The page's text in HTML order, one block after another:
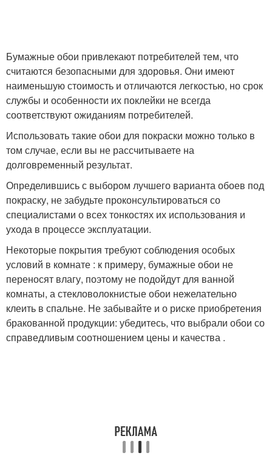
Бумажные обои привлекают потребителей тем, что
считаются безопасными для здоровья. Они имеют
наименьшую стоимость и отличаются легкостью, но срок
службы и особенности их поклейки не всегда
соответствуют ожиданиям потребителей.
Использовать такие обои для покраски можно только в
том случае, если вы не рассчитываете на
долговременный результат.
Определившись с выбором лучшего варианта обоев под
покраску, не забудьте проконсультироваться со
специалистами о всех тонкостях их использования и
ухода в процессе эксплуатации.
Некоторые покрытия требуют соблюдения особых
условий в комнате : к примеру, бумажные обои не
переносят влагу, поэтому не подойдут для ванной
комнаты, а стекловолокнистые обои нежелательно
клеить в спальне. Не забывайте и о риске приобретения
бракованной продукции: убедитесь, что выбрали обои со
справедливым соотношением цены и качества .